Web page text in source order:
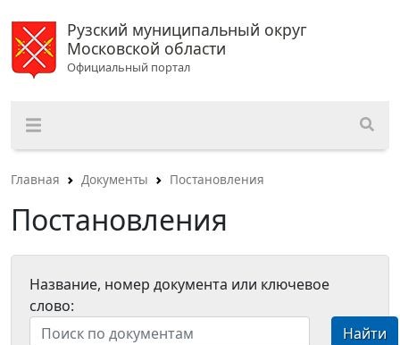
Рузский муниципальный округ
Московской области
Официальный портал
Главная Документы Постановления
Постановления
Название, номер документа или ключевое
слово:
Найти